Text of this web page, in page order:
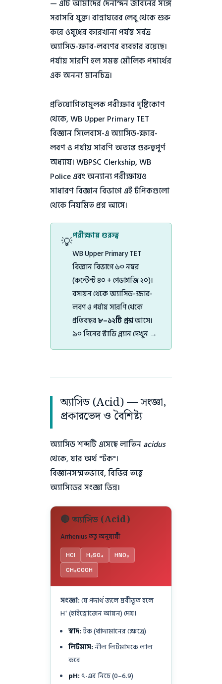
— এটি আমাদের দৈনন্দিন জীবনের সঙ্গে
সরাসরি যুক্ত। রান্নাঘরের লেবু থেকে শুরু
করে ওষুধের কারখানা পর্যন্ত সর্বত্র
অ্যাসিড-ক্ষার-লবণের ব্যবহার রয়েছে।
পর্যায় সারণি হল সমস্ত মৌলিক পদার্থের
এক অনন্য মানচিত্র।
প্রতিযোগিতামূলক পরীক্ষার দৃষ্টিকোণ
থেকে,WB Upper Primary TET
বিজ্ঞান সিলেবাস-এ অ্যাসিড-ক্ষার-
লবণ ও পর্যায় সারণি অত্যন্ত গুরুত্বপূর্ণ
অধ্যায়। WBPSC Clerkship, WB
Police এবং অন্যান্য পরীক্ষায়ও
সাধারণ বিজ্ঞান বিভাগে এই টপিকগুলো
থেকে নিয়মিত প্রশ্ন আসে।
💡পরীক্ষায় গুরুত্ব
WB Upper Primary TET
বিজ্ঞান বিভাগে ৬০ নম্বর
(কন্টেন্ট ৪০ + পেডাগজি ২০)।
রসায়ন থেকে অ্যাসিড-ক্ষার-
লবণ ও পর্যায় সারণি থেকে
প্রতিবছর৮–১২টি প্রশ্নআসে।
৯০ দিনের স্টাডি প্ল্যান দেখুন →
অ্যাসিড (Acid) — সংজ্ঞা,
প্রকারভেদ ও বৈশিষ্ট্য
অ্যাসিড শব্দটি এসেছে লাতিনacidus
থেকে, যার অর্থ "টক"।
বিজ্ঞানসম্মতভাবে, বিভিন্ন তত্ত্বে
অ্যাসিডের সংজ্ঞা ভিন্ন।
🔴 অ্যাসিড (Acid)
Arrhenius তত্ত্ব অনুযায়ী
HCl H₂SO₄
HNO₃
CH₃COOH
সংজ্ঞা:যে পদার্থ জলে দ্রবীভূত হলে
H⁺ (হাইড্রোজেন আয়ন) দেয়।
স্বাদ:টক (খাদ্যমানের ক্ষেত্রে)
লিটমাস:নীল লিটমাসকে লাল
করে
pH:৭-এর নিচে (0–6.9)